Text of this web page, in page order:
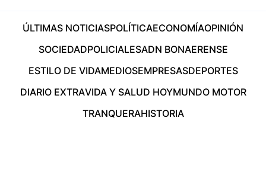
ÚLTIMAS NOTICIASPOLÍTICAECONOMÍAOPINIÓN
SOCIEDADPOLICIALESADN BONAERENSE
ESTILO DE VIDAMEDIOSEMPRESASDEPORTES
DIARIO EXTRAVIDA Y SALUD HOYMUNDO MOTOR
TRANQUERAHISTORIA